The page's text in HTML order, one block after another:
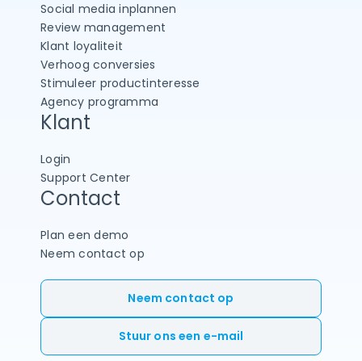
Neem contact op
Stuur ons een e-mail
Social media inplannen
Review management
Klant loyaliteit
Verhoog conversies
Stimuleer productinteresse
Agency programma
Klant
Login
Support Center
Contact
Plan een demo
Neem contact op